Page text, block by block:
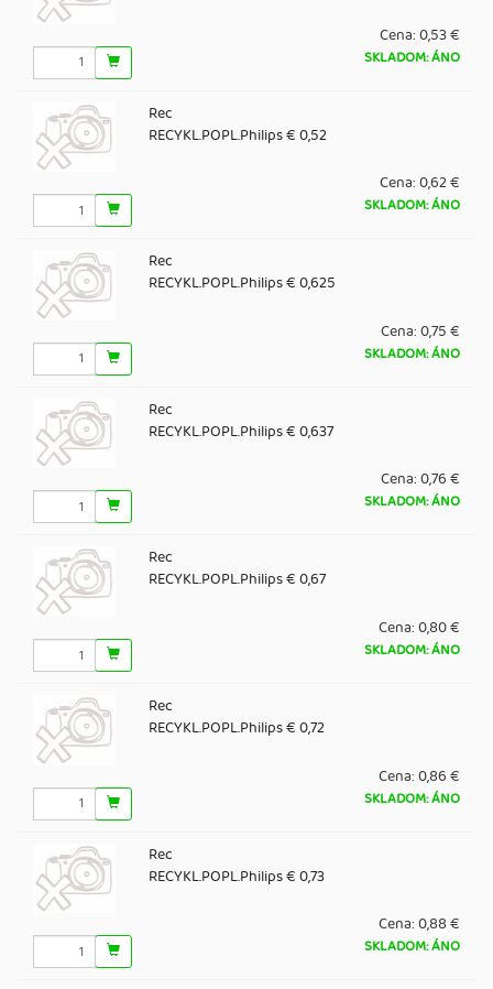
Cena:0,53 €
SKLADOM: ÁNO
Rec
RECYKL.POPL.Philips € 0,52
Cena:0,62 €
SKLADOM: ÁNO
Rec
RECYKL.POPL.Philips € 0,625
Cena:0,75 €
SKLADOM: ÁNO
Rec
RECYKL.POPL.Philips € 0,637
Cena:0,76 €
SKLADOM: ÁNO
Rec
RECYKL.POPL.Philips € 0,67
Cena:0,80 €
SKLADOM: ÁNO
Rec
RECYKL.POPL.Philips € 0,72
Cena:0,86 €
SKLADOM: ÁNO
Rec
RECYKL.POPL.Philips € 0,73
Cena:0,88 €
SKLADOM: ÁNO